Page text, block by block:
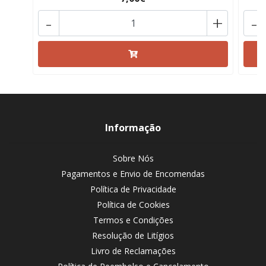
+
- -
Informação
Sobre Nós
Pagamentos e Envio de Encomendas
Política de Privacidade
Política de Cookies
Termos e Condições
Resolução de Litígios
Livro de Reclamações